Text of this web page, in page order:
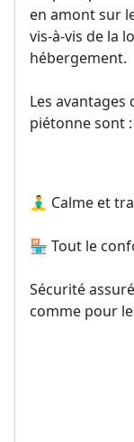
en amont sur
vis-à-vis de la
hébergement.
Les avantages
piétonne sont :
🧘‍♂️ Calme et
🏪 Tout le
Sécurité
comme pour